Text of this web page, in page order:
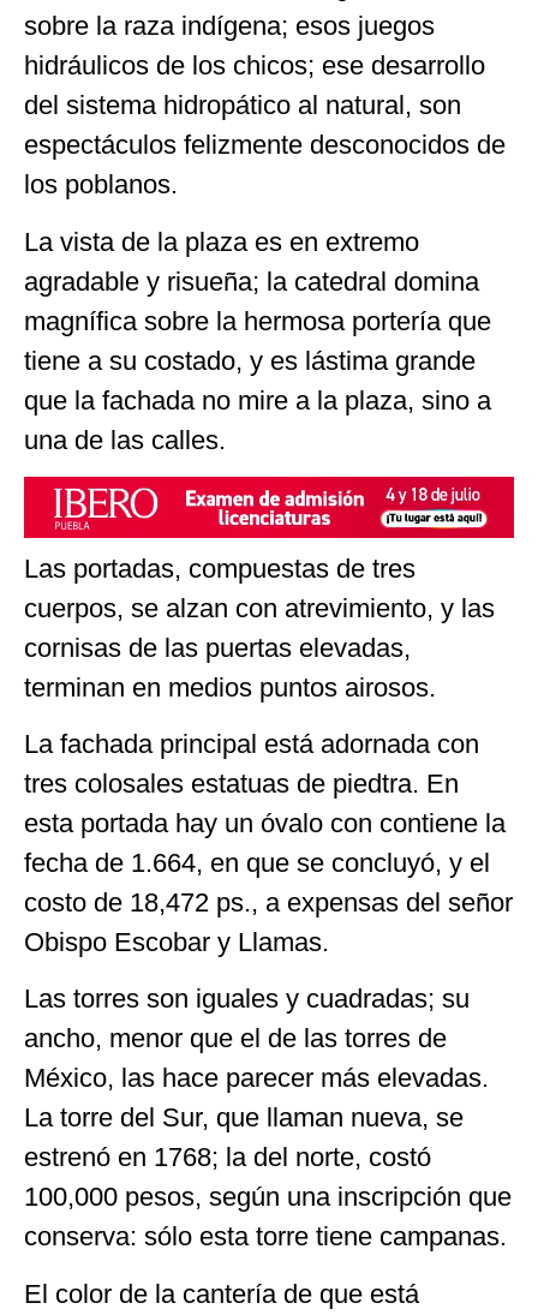
sobre la raza indígena; esos juegos
hidráulicos de los chicos; ese desarrollo
del sistema hidropático al natural, son
espectáculos felizmente desconocidos de
los poblanos.
La vista de la plaza es en extremo
agradable y risueña; la catedral domina
magnífica sobre la hermosa portería que
tiene a su costado, y es lástima grande
que la fachada no mire a la plaza, sino a
una de las calles.
Las portadas, compuestas de tres
cuerpos, se alzan con atrevimiento, y las
cornisas de las puertas elevadas,
terminan en medios puntos airosos.
La fachada principal está adornada con
tres colosales estatuas de piedtra. En
esta portada hay un óvalo con contiene la
fecha de 1.664, en que se concluyó, y el
costo de 18,472 ps., a expensas del señor
Obispo Escobar y Llamas.
Las torres son iguales y cuadradas; su
ancho, menor que el de las torres de
México, las hace parecer más elevadas.
La torre del Sur, que llaman nueva, se
estrenó en 1768; la del norte, costó
100,000 pesos, según una inscripción que
conserva: sólo esta torre tiene campanas.
El color de la cantería de que está